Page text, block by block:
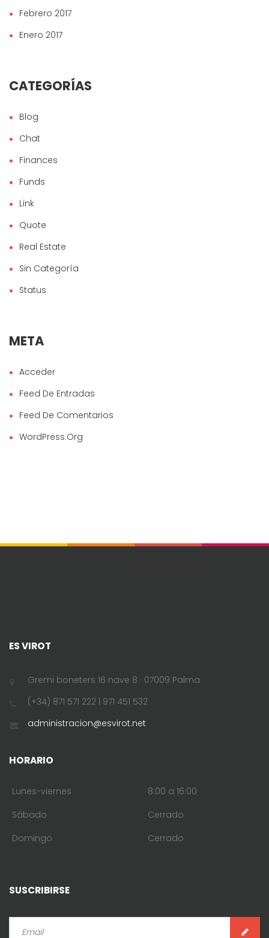
Febrero 2017
Enero 2017
CATEGORÍAS
Blog
Chat
Finances
Funds
Link
Quote
Real Estate
Sin Categoría
Status
META
Acceder
Feed De Entradas
Feed De Comentarios
WordPress.org
ES VIROT
Gremi boneters 16 nave 8 · 07009 Palma
(+34) 871 571 222 | 971 451 532
administracion@esvirot.net
HORARIO
Lunes-viernes
8:00 a 16:00
Sábado
Cerrado
Domingo
Cerrado
SUSCRIBIRSE